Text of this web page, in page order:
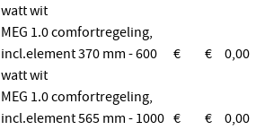
watt wit
MEG 1.0 comfortregeling,
incl.element 370 mm - 600
watt wit
€ € 0,00
MEG 1.0 comfortregeling,
incl.element 565 mm - 1000 € € 0,00